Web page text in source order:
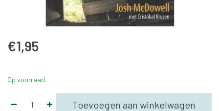
€1,95
Op voorraad
Toevoegen aan winkelwagen